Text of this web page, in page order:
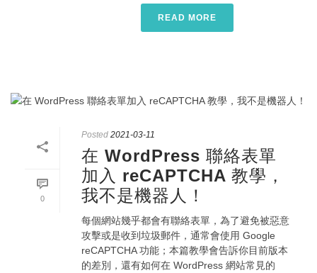
READ MORE
0
Posted 2021-03-11
在 WordPress 聯絡表單
加入 reCAPTCHA 教學，
我不是機器人！
每個網站幾乎都會有聯絡表單，為了避免被惡意
攻擊或是收到垃圾郵件，通常會使用 Google
reCAPTCHA 功能；本篇教學會告訴你目前版本
的差別，還有如何在 WordPress 網站常見的